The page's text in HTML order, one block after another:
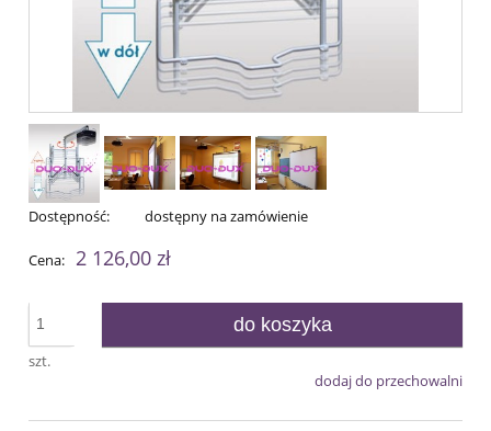
Dostępność: dostępny na zamówienie
Cena: 2 126,00 zł
szt.
do koszyka
dodaj do przechowalni